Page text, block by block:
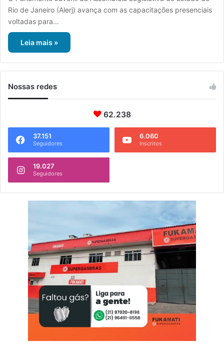
Rio de Janeiro (Alerj) avança com as capacitações presenciais
voltadas para…
Leia mais »
Nossas redes
62.238
37.151
Seguidores
6.060
Inscritos
19.027
Seguidores